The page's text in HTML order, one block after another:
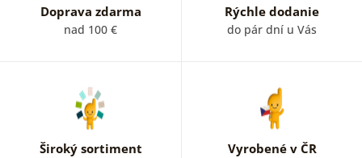
Doprava zdarma
nad 100 €
Rýchle dodanie
do pár dní u Vás
Široký sortiment Vyrobené v ČR